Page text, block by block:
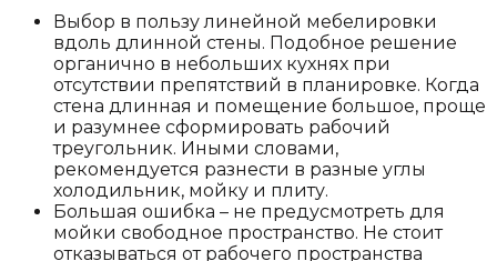
Выбор в пользу линейной мебелировки
вдоль длинной стены. Подобное решение
органично в небольших кухнях при
отсутствии препятствий в планировке. Когда
стена длинная и помещение большое, проще
и разумнее сформировать рабочий
треугольник. Иными словами,
рекомендуется разнести в разные углы
холодильник, мойку и плиту.
Большая ошибка – не предусмотреть для
мойки свободное пространство. Не стоит
отказываться от рабочего пространства